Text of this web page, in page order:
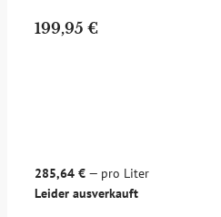
199,95 €
285,64 € — pro Liter
Leider ausverkauft